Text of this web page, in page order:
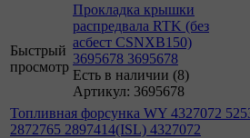
Быстрый
просмотр
Прокладка крышки
распредвала RTK (без
асбест CSNXB150)
3695678 3695678
Есть в наличии (8)
Артикул: 3695678
Топливная форсунка WY 4327072
2872765 2897414(ISL) 4327072